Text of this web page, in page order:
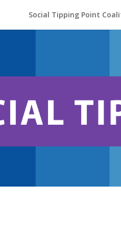
Social Tipping Point